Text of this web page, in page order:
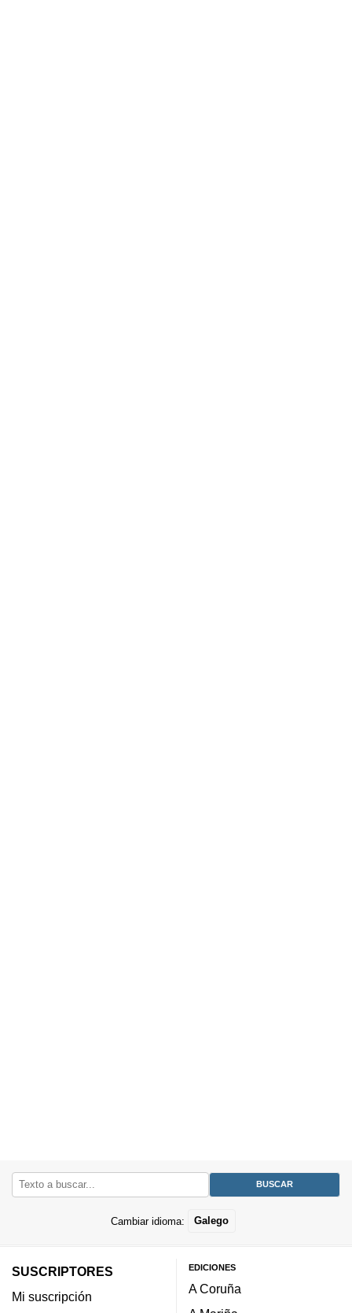
Cambiar idioma: Galego
SUSCRIPTORES
Mi suscripción
EDICIONES
A Coruña